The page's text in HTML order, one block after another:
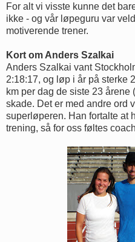
For alt vi visste kunne det
ikke - og vår løpeguru var
motiverende trener.
Kort om Anders Szalkai
Anders Szalkai vant
2:18:17, og løp i år på sterke
km per dag de siste 23 årene
skade. Det er med andre ord
superløperen. Han fortalte at
trening, så for oss føltes